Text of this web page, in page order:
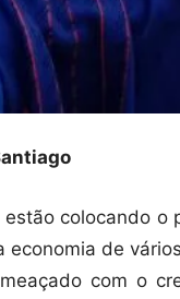
colocando
economia de
com o